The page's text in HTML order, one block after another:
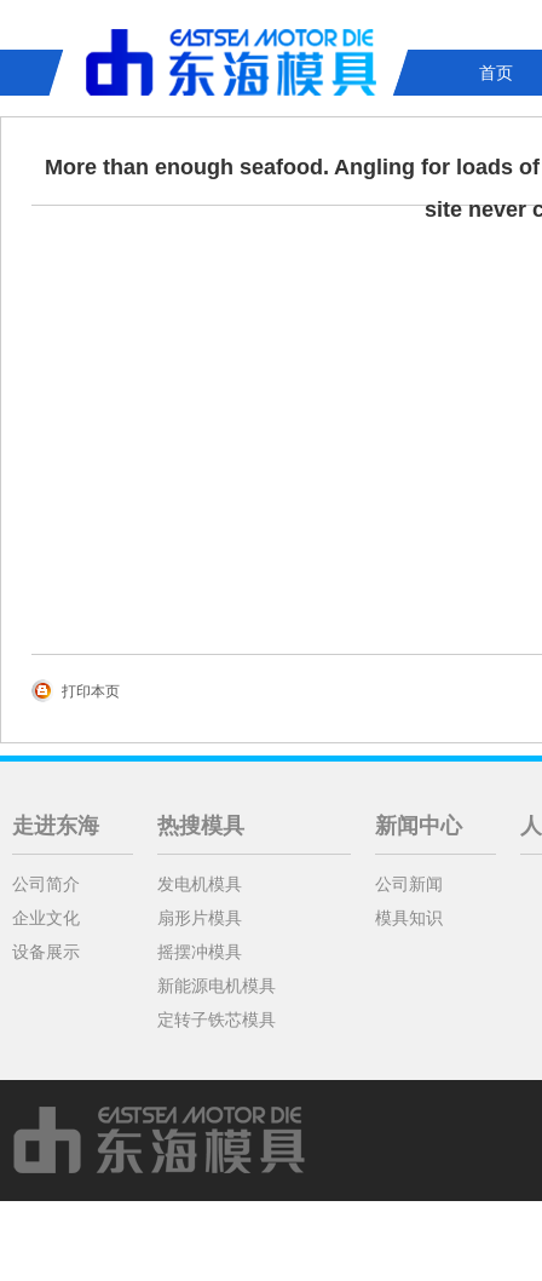
首页
More than enough seafood. Angling for loads
site never
打印本页
走进东海
公司简介
企业文化
设备展示
热搜模具
发电机模具
扇形片模具
摇摆冲模具
新能源电机模具
定转子铁芯模具
新闻中心
公司新闻
模具知识